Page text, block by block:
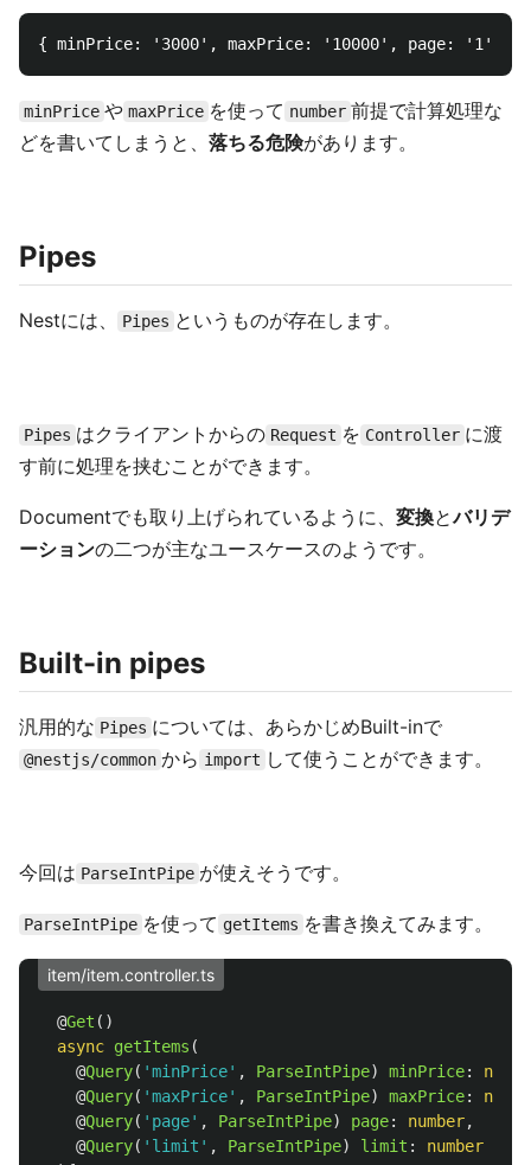
minPrice や maxPrice を使って number 前提で計算処理な
どを書いてしまうと、 落ちる危険があります。
Pipes
Nestには、 Pipes というものが存在します。
Pipes はクライアントからの Request を Controller に渡
す前に処理を挟むことができます。
Documentでも取り上げられているように、 変換とバリデ
ーションの二つが主なユースケースのようです。
Built-in pipes
汎用的な Pipes については、あらかじめBuilt-inで
@nestjs/common から import して使うことができます。
今回は ParseIntPipe が使えそうです。
ParseIntPipe を使って getItems を書き換えてみます。
item/item.controller.ts
@Get ()
async getItems (
@Query( 'minPrice' , ParseIntPipe) minPrice:
@Query( 'maxPrice' , ParseIntPipe) maxPrice:
@Query( ' page' , ParseIntPipe) page: number,
@Query( ' limit ' , ParseIntPipe) limit :
number